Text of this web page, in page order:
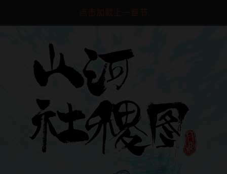
点击加载上一章节